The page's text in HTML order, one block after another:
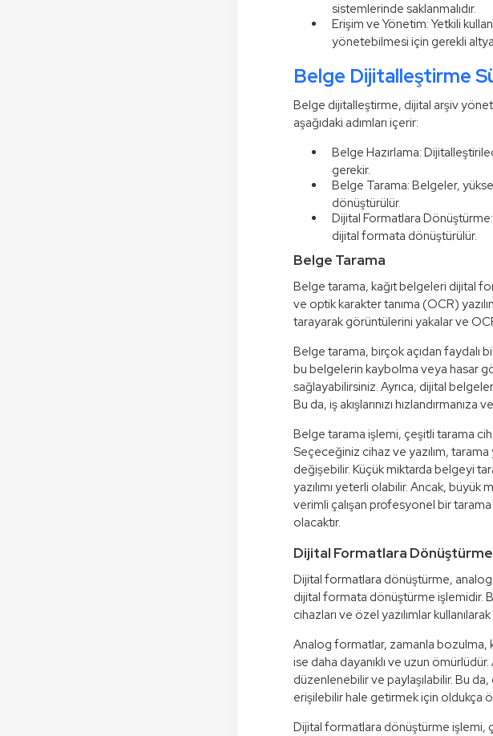
sistemlerinde saklanmalıdır.
Erişim ve Yönetim: Yetkili
yönetebilmesi için gerekli
Belge Dijitalleştirme
Belge dijitalleştirme, dijital arşiv
aşağıdaki adımları içerir:
Belge Hazırlama:
gerekir.
Belge Tarama: Belgeler,
dönüştürülür.
Dijital Formatlara
dijital formata dönüştürülür.
Belge Tarama
Belge tarama, kağıt belgeleri dijital
ve optik karakter tanıma (OCR)
tarayarak görüntülerini yakalar ve
Belge tarama, birçok açıdan faydalı
bu belgelerin kaybolma veya hasar
sağlayabilirsiniz. Ayrıca, dijital
Bu da, iş akışlarınızı
Belge tarama işlemi, çeşitli tarama
Seçeceğiniz cihaz ve yazılım,
değişebilir. Küçük miktarda belgeyi
yazılımı yeterli olabilir. Ancak, büyük
verimli çalışan profesyonel bir tarama
olacaktır.
Dijital Formatlara Dönüştürme
Dijital formatlara dönüştürme,
dijital formata dönüştürme işlemidir.
cihazları ve özel yazılımlar
Analog formatlar, zamanla bozulma,
ise daha dayanıklı ve uzun
düzenlenebilir ve paylaşılabilir. Bu
erişilebilir hale getirmek için oldukça
Dijital formatlara dönüştürme işlemi,